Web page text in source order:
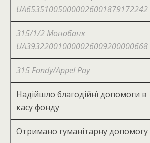
UA653510050000026001879172242
315/1/2 Монобанк
UA393220010000026009200000668
315 Fondy/Appel Pay
Надійшло благодійнї допомоги в
касу фонду
Отримано гуманітарну допомогу